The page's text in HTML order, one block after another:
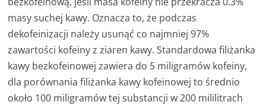
masy suchej kawy. Oznacza to, że podczas
dekofeinizacji należy usunąć co najmniej 97%
zawartości kofeiny z ziaren kawy. Standardowa filiżanka
kawy bezkofeinowej zawiera do 5 miligramów kofeiny,
dla porównania filiżanka kawy kofeinowej to średnio
około 100 miligramów tej substancji w 200 mililitrach